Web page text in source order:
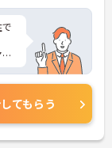
てもらう